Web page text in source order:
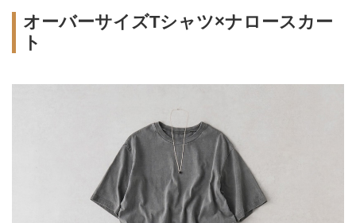
オーバーサイズTシャツ×ナロースカー
ト